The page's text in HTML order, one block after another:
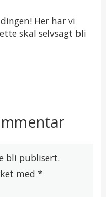
Her har vi
skal selvsagt bli
bli publisert.
med *